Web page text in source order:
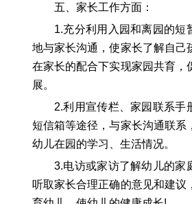
五、家长工作方面：
1.充分利用入园和离园的短
地与家长沟通，使家长了解自己
在家长的配合下实现家园共育，
展。
2.利用宣传栏、家园联系手
短信箱等途径，与家长沟通联系
幼儿在园的学习、生活情况。
3.电访或家访了解幼儿的家
听取家长合理正确的意见和建议